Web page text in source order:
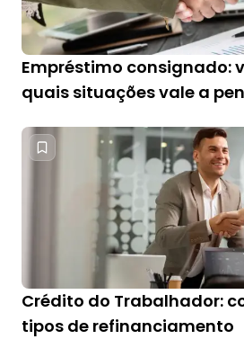
Empréstimo consignado:
quais situações vale a
Crédito do Trabalhador:
tipos de refinanciamento